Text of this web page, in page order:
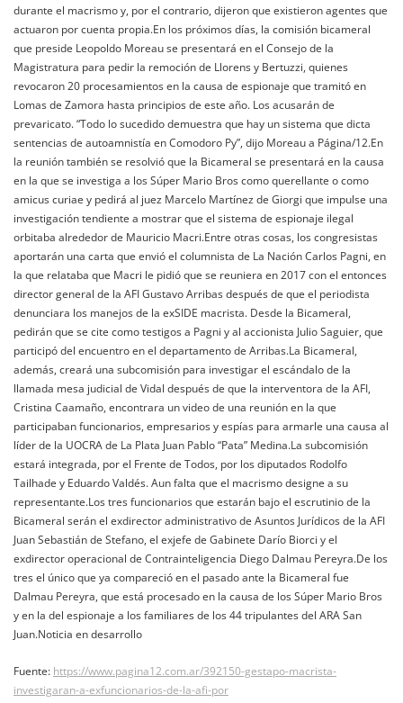
durante el macrismo y, por el contrario, dijeron que existieron agentes que
actuaron por cuenta propia.En los próximos días, la comisión bicameral
que preside Leopoldo Moreau se presentará en el Consejo de la
Magistratura para pedir la remoción de Llorens y Bertuzzi, quienes
revocaron 20 procesamientos en la causa de espionaje que tramitó en
Lomas de Zamora hasta principios de este año. Los acusarán de
prevaricato. “Todo lo sucedido demuestra que hay un sistema que dicta
sentencias de autoamnistía en Comodoro Py”, dijo Moreau a Página/12.En
la reunión también se resolvió que la Bicameral se presentará en la causa
en la que se investiga a los Súper Mario Bros como querellante o como
amicus curiae y pedirá al juez Marcelo Martínez de Giorgi que impulse una
investigación tendiente a mostrar que el sistema de espionaje ilegal
orbitaba alrededor de Mauricio Macri.Entre otras cosas, los congresistas
aportarán una carta que envió el columnista de La Nación Carlos Pagni, en
la que relataba que Macri le pidió que se reuniera en 2017 con el entonces
director general de la AFI Gustavo Arribas después de que el periodista
denunciara los manejos de la exSIDE macrista. Desde la Bicameral,
pedirán que se cite como testigos a Pagni y al accionista Julio Saguier, que
participó del encuentro en el departamento de Arribas.La Bicameral,
además, creará una subcomisión para investigar el escándalo de la
llamada mesa judicial de Vidal después de que la interventora de la AFI,
Cristina Caamaño, encontrara un video de una reunión en la que
participaban funcionarios, empresarios y espías para armarle una causa al
líder de la UOCRA de La Plata Juan Pablo “Pata” Medina.La subcomisión
estará integrada, por el Frente de Todos, por los diputados Rodolfo
Tailhade y Eduardo Valdés. Aun falta que el macrismo designe a su
representante.Los tres funcionarios que estarán bajo el escrutinio de la
Bicameral serán el exdirector administrativo de Asuntos Jurídicos de la AFI
Juan Sebastián de Stefano, el exjefe de Gabinete Darío Biorci y el
exdirector operacional de Contrainteligencia Diego Dalmau Pereyra.De los
tres el único que ya compareció en el pasado ante la Bicameral fue
Dalmau Pereyra, que está procesado en la causa de los Súper Mario Bros
y en la del espionaje a los familiares de los 44 tripulantes del ARA San
Juan.Noticia en desarrollo
Fuente: https://www.pagina12.com.ar/392150-gestapo-macrista-
investigaran-a-exfuncionarios-de-la-afi-por